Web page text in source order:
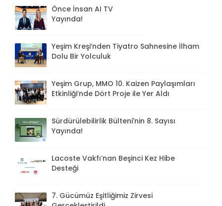
Önce İnsan AI TV
Yayında!
Yeşim Kreşi’nden Tiyatro Sahnesine İlham
Dolu Bir Yolculuk
Yeşim Grup, MMO 10. Kaizen Paylaşımları
Etkinliği’nde Dört Proje ile Yer Aldı
Sürdürülebilirlik Bülteni'nin 8. Sayısı
Yayında!
Lacoste Vakfı’nan Beşinci Kez Hibe
Desteği
7. Gücümüz Eşitliğimiz Zirvesi